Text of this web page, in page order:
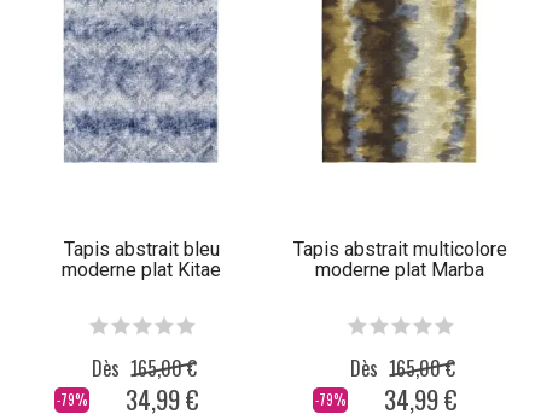
Tapis abstrait bleu
moderne plat Kitae
-79%
Dès 165,00 €
34,99 €
Tapis abstrait multicolore
moderne plat Marba
-79%
Dès 165,00 €
34,99 €